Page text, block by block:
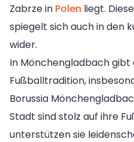
Zabrze in Polen liegt.
spiegelt sich auch in den
wider.
In Mönchengladbach gibt
Fußballtradition,
Borussia
Stadt sind stolz auf ihre
unterstützen sie